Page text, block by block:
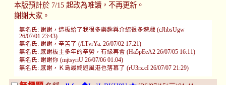
本版預計於 7/15 起改為唯讀，不再更新。
謝謝大家。
無名氏: 謝謝，這板給了我很多樂趣與介紹很多遊戲 (cJhbsUgw
26/07/01 23:43)
無名氏: 謝謝，辛苦了 (/LTvrYa. 26/07/02 17:21)
無名氏: 感謝板主多年的辛勞，有緣再會 (Ha5pEeA2 26/07/05 16:11)
無名氏: 謝謝你 (mjtsyriU 26/07/06 01:04)
無名氏: 感謝，Ｋ島最終避風港也落幕了 (rU3rz.cI 26/07/07 21:29)